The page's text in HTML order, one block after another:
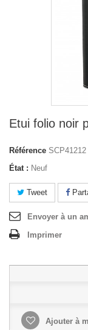
Etui folio noir
Référence SCP41212
État : Neuf
Tweet
Envoyer à un
Imprimer
Ajouter à